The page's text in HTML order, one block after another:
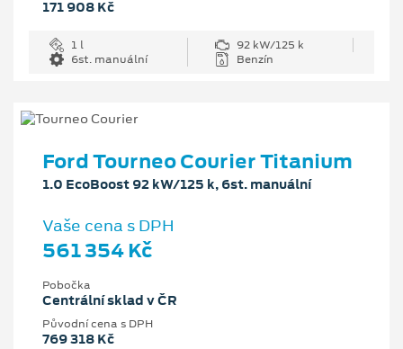
171 908 Kč
1 l
92 kW/125 k
6st. manuální
Benzín
Ford Tourneo Courier Titanium
1.0 EcoBoost 92 kW/125 k, 6st. manuální
Vaše cena s DPH
561 354 Kč
Pobočka
Centrální sklad v ČR
Původní cena s DPH
769 318 Kč